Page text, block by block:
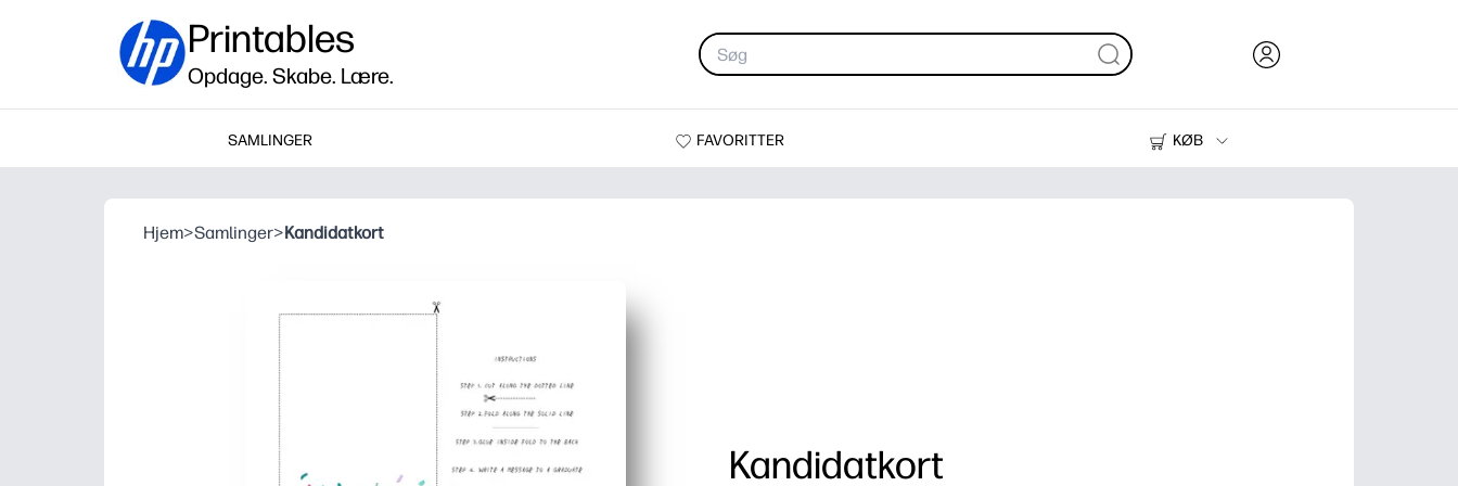
Printables
Opdage. Skabe. Lære.
SAMLINGER FAVORITTER
KØB
Printere
Hjem>Samlinger>Kandidatkort
Kandidatkort